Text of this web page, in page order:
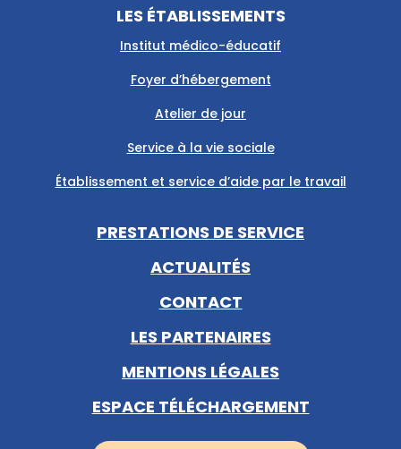
LES ÉTABLISSEMENTS
Institut médico-éducatif
Foyer d’hébergement
Atelier de jour
Service à la vie sociale
Établissement et service d’aide par le travail
PRESTATIONS DE SERVICE
ACTUALITÉS
CONTACT
LES PARTENAIRES
MENTIONS LÉGALES
ESPACE TÉLÉCHARGEMENT